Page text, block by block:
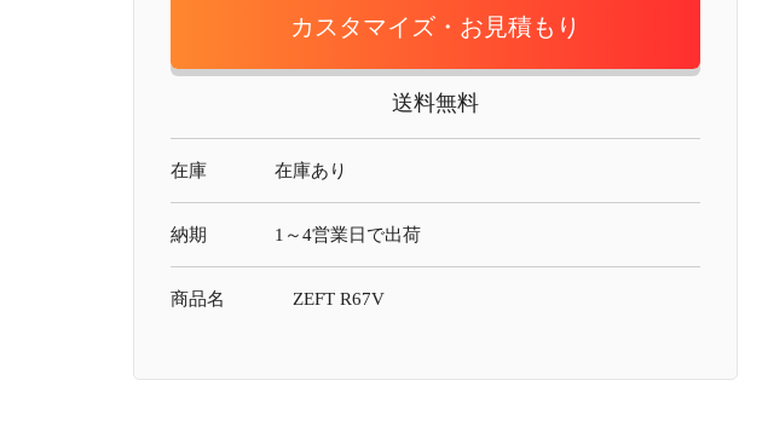
カスタマイズ・お見積もり
送料無料
在庫 在庫あり
納期 1～4営業日で出荷
商品名 ZEFT R67V